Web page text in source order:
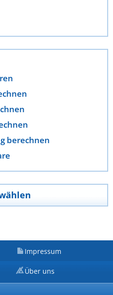
berechnen
Impressum
Über uns